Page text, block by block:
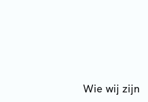
Wie wij zijn